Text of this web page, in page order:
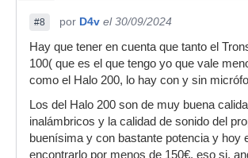
#8 por D4v el 30/09/2024
Hay que tener en cuenta que tanto el
100( que es el que tengo yo que vale
como el Halo 200, lo hay con y sin
Los del Halo 200 son de muy buena
inalámbricos y la calidad de sonido del
buenísima y con bastante potencia y hoy
encontrarlo por menos de 150€, eso si,